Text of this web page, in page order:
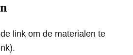
link om de materialen te